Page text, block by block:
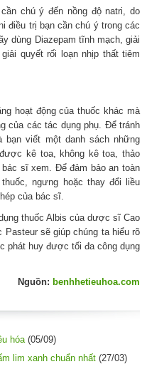
chú ý đến nồng độ natri, do
điều trị bạn cần chú ý trong các
dùng Diazepam tĩnh mạch, giải
quyết rối loạn nhịp thất tiêm
hoạt động của thuốc khác mà
của các tác dụng phụ. Để tránh
viết một danh sách những
kê toa, không kê toa, thảo
sĩ xem. Để đảm bảo an toàn
ngưng hoặc thay đổi liều
của bác sĩ.
thuốc Albis của dược sĩ Cao
sẽ giúp chúng ta hiểu rõ
phát huy được tối đa công dụng
Nguồn: benhhetieuhoa.com
hóa(05/09)
lim xanh chuẩn nhất (27/03)